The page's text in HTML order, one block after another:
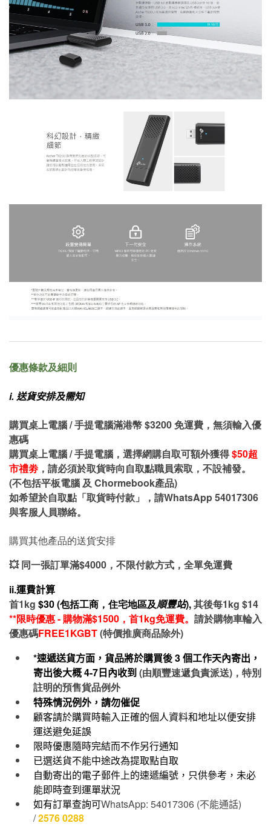
優惠條款及細則
i.送貨安排及需知
購買桌上電腦 / 手提電腦滿港幣 $3200 免運費，無須輸入優
惠碼
購買桌上電腦 / 手提電腦，選擇網購自取可額外獲得$50超
市禮劵 ，請必須於取貨時向自取點職員索取，不設補發。
(不包括平板電腦 及 Chormebook產品)
如希望於自取點「取貨時付款」，請WhatsApp 54017306
與客服人員聯絡。
購買其他產品的送貨安排
💥 同一張訂單滿$4000，不限付款方式，全單免運費
ii.運費計算
首1kg $30 (包括工商，住宅地區及順豐站),其後每1kg $14
**限時優惠 - 購物滿$1500，首1kg免運費。 請於購物車輪入
優惠碼FREE1KGBT(特價推廣商品除外)
*速遞送貨方面，貨品將於購買後3個工作天內寄出，
寄出後大概4-7日內收到(由順豐速遞負責派送)，特別
註明的預售貨品例外
特殊情況例外，請勿催促
顧客請於購買時輸入正確的個人資料和地址以便安排
運送避免延誤
限時優惠隨時完結而不作另行通知
已選送貨不能中途改為提取點自取
自動寄出的電子郵件上的速遞編號，只供參考，未必
能即時查到運單狀況
如有訂單查詢可WhatsApp: 54017306 (不能通話)
/2576 0288